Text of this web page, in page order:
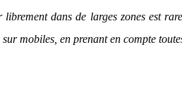
dans de larges zones est
mobiles, en prenant en compte